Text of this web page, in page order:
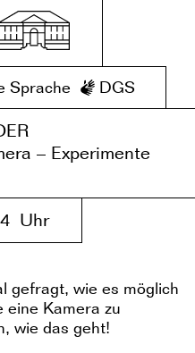
Sprache DGS
– Experimente
Uhr
gefragt, wie es möglich
eine Kamera zu
wie das geht!